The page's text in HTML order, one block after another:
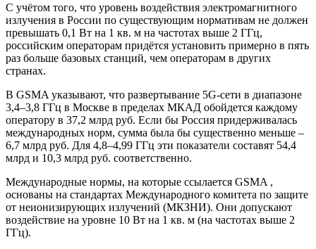
С учётом того, что уровень воздействия электромагнитного
излучения в России по существующим нормативам не должен
превышать 0,1 Вт на 1 кв. м на частотах выше 2 ГГц,
российским операторам придётся установить примерно в пять
раз больше базовых станций, чем операторам в других
странах.
В GSMA указывают, что развертывание 5G-сети в диапазоне
3,4–3,8 ГГц в Москве в пределах МКАД обойдется каждому
оператору в 37,2 млрд руб. Если бы Россия придерживалась
международных норм, сумма была бы существенно меньше –
6,7 млрд руб. Для 4,8–4,99 ГГц эти показатели составят 54,4
млрд и 10,3 млрд руб. соответственно.
Международные нормы, на которые ссылается GSMA ,
основаны на стандартах Международного комитета по защите
от неионизирующих излучений (МКЗНИ). Они допускают
воздействие на уровне 10 Вт на 1 кв. м (на частотах выше 2
ГГц).